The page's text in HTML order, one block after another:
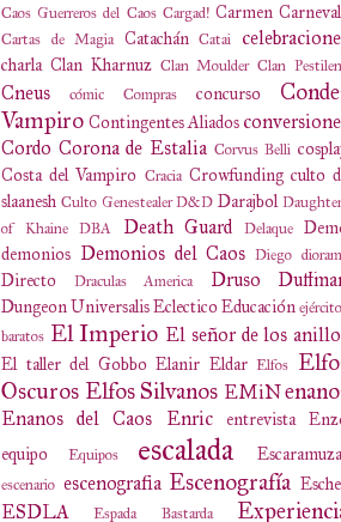
Caos Guerreros del Caos Cargad! Carmen
Cartas de Magia Catachán Catai
charla Clan Kharnuz Clan Moulder Clan
Cneus cómic Compras concurso
Vampiro Contingentes Aliados
Cordo Corona de Estalia Corvus Belli
Costa del Vampiro Cracia Crowfunding culto
slaanesh Culto Genestealer D&D Darajbol
of Khaine DBA Death Guard Delaque
demonios Demonios del Caos Diego
Directo Draculas America Druso
Dungeon UniversalisEclecticoEducación
baratos El Imperio El señor de los
El taller del Gobbo Elanir Eldar Elfos
Oscuros Elfos Silvanos EMiN
Enanos del Caos Enric entrevista
equipo
Equipos escalada
escenario escenografia Escenografía
ESDLA Espada Bastarda